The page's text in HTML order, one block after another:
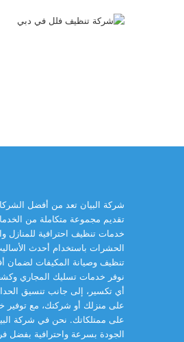
شركة البيان تعد من أفضل
تقديم مجموعة متكاملة من
خدمات تنظيف احترافية للمنازل
الحشرات باستخدام أحدث الأساليب
تنظيف وصيانة المكيفات لضمان
نوفر خدمات تسليك المجاري
أي تكسير، إلى جانب تنسيق
على منزلك أو شركتك، مع توفير
على ممتلكاتك. نحن في شركة
الجودة بسرعة واحترافية بفضل